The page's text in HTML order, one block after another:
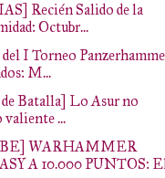
Recién Salido de la
Octubr...
I Torneo
M...
Batalla] Lo Asur no
valiente ...
WARHAMMER
A 10.000 PUNTOS: